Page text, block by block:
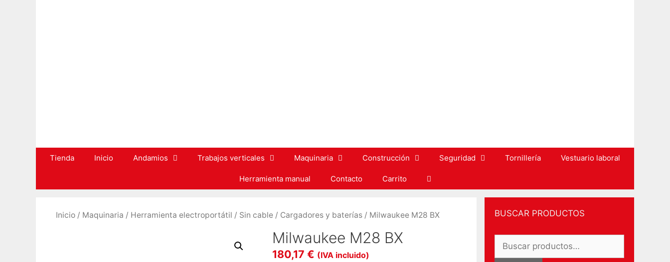
Tienda Inicio Andamios Trabajos verticales Maquinaria Construcción Seguridad Tornillería Vestuario laboral
Herramienta manual Contacto Carrito
Inicio / Maquinaria / Herramienta electroportátil / Sin cable / Cargadores y baterías / Milwaukee M28 BX
Milwaukee M28 BX
180,17€ (IVA incluido)
BUSCAR PRODUCTOS
Buscar